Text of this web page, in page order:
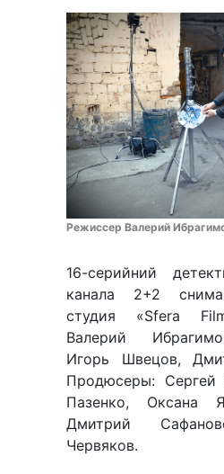
Режиссер Валерий
16-серийний
канала 2+2
студия «Sfera
Валерий
Игорь Швецов,
Продюсеры: Сергей
Пазенко, Оксана
Дмитрий
Червяков.